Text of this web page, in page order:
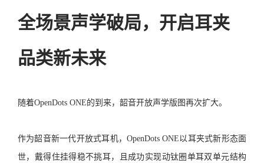
全场景声学破局，开启耳夹
品类新未来
随着OpenDots ONE的到来，韶音开放声学版图再次扩大。
作为韶音新一代开放式耳机，OpenDots ONE以耳夹式新形态面
世，戴得住挂得稳不挑耳，且成功实现动钛圈单耳双单元结构